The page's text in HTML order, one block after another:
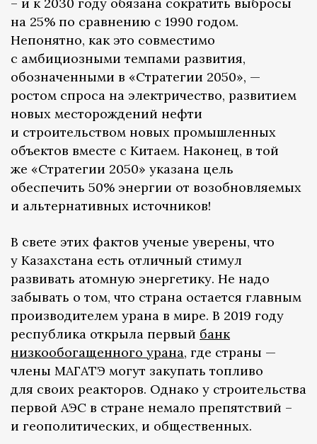
– и к 2030 году обязана сократить выбросы
на 25% по сравнению с 1990 годом.
Непонятно, как это совместимо
с амбициозными темпами развития,
обозначенными в «Стратегии 2050», —
ростом спроса на электричество, развитием
новых месторождений нефти
и строительством новых промышленных
объектов вместе с Китаем. Наконец, в той
же «Стратегии 2050» указана цель
обеспечить 50% энергии от возобновляемых
и альтернативных источников!
В свете этих фактов ученые уверены, что
у Казахстана есть отличный стимул
развивать атомную энергетику. Не надо
забывать о том, что страна остается главным
производителем урана в мире. В 2019 году
республика открыла первый банк
низкообогащенного урана, где страны —
члены МАГАТЭ могут закупать топливо
для своих реакторов. Однако у строительства
первой АЭС в стране немало препятствий –
и геополитических, и общественных.